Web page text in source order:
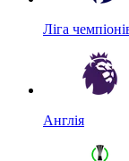
Ліга
Англія